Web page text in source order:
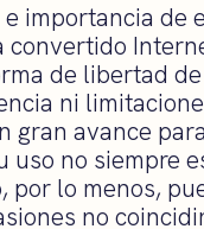
importancia de
convertido
de libertad
ni
gran avance
uso no siempre
por lo menos,
no